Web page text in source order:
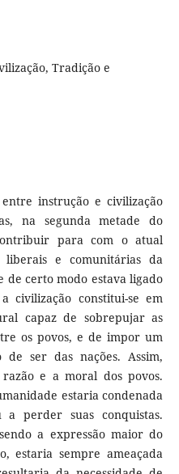
Tradição e
instrução e civilização
na segunda metade do
para com o atual
liberais e comunitárias da
de certo modo estava ligado
civilização constitui-se em
capaz de sobrepujar as
os povos, e de impor um
de ser das nações. Assim,
e a moral dos povos.
estaria condenada
perder suas conquistas.
a expressão maior do
estaria sempre ameaçada